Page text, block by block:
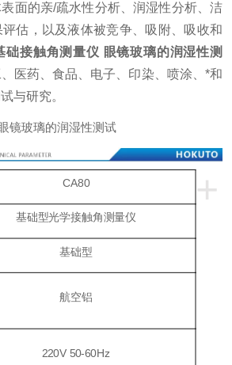
面的亲/疏水性分析、润湿性分析、洁
估，以及液体被竞争、吸附、吸收和
础接触角测量仪 眼镜玻璃的润湿性测
医药、食品、电子、印染、喷涂、*和
与研究。
+
CA80
基础型光学接触角测量仪
基础型
航空铝
220V 50-60Hz